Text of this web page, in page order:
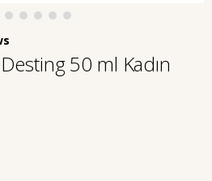
50 ml Kadın